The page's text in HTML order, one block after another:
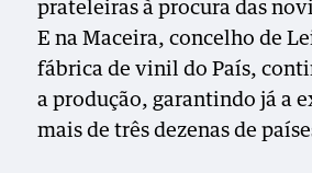
prateleiras à procura das
E na Maceira, concelho de
fábrica de vinil do País,
a produção, garantindo já a
mais de três dezenas de